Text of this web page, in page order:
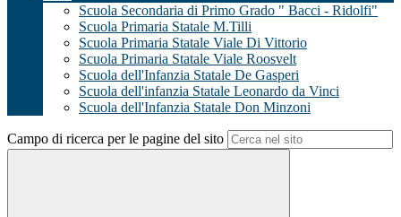
Scuola Secondaria di Primo Grado " Bacci - Ridolfi"
Scuola Primaria Statale M.Tilli
Scuola Primaria Statale Viale Di Vittorio
Scuola Primaria Statale Viale Roosvelt
Scuola dell'Infanzia Statale De Gasperi
Scuola dell'infanzia Statale Leonardo da Vinci
Scuola dell'Infanzia Statale Don Minzoni
Campo di ricerca per le pagine del sito